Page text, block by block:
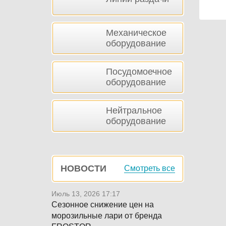
Механическое
оборудование
Посудомоечное
оборудование
Нейтральное
оборудование
НОВОСТИ Смотреть все
Июль 13, 2026 17:17
Сезонное снижение цен на
морозильные лари от бренда